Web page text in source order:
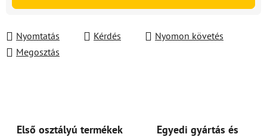
Nyomtatás Kérdés
Nyomon követés
Megosztás
Első osztályú termékek
Egyedi gyártás és